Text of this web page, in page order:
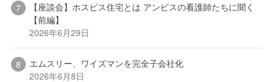
【座談会】ホスピス住宅とは アンビスの看護師たちに聞く
【前編】
2026年6月29日
エムスリー、ワイズマンを完全子会社化
2026年6月8日